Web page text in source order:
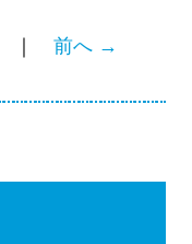
前へ →